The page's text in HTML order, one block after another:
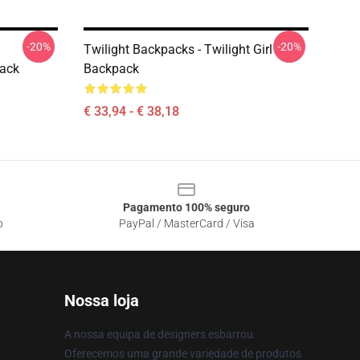
-20%
Twilight Backpacks - Twilight Girl
Backpack
€ 33,94 - € 38,18
-20%
Pagamento 100% seguro
PayPal / MasterCard / Visa
Nossa loja
A nossa equipa de designers esbarrou.
Oferecemos uma grande variedade de produtos